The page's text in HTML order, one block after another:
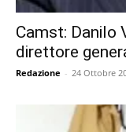
Camst: Danilo
direttore
Redazione - 24 Ottobre